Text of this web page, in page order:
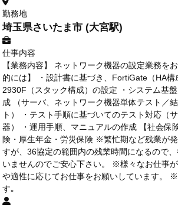
勤務地
埼玉県さいたま市 (大宮駅)
仕事内容
【業務内容】 ネットワーク機器の設定業務を
的には】 ・設計書に基づき、FortiGate（HA構
2930F（スタック構成）の設定 ・システム基
成 （サーバ、ネットワーク機器単体テスト／
ト） ・テスト手順に基づいてのテスト対応（
器） ・運用手順、マニュアルの作成 【社会保
険・厚生年金・労災保険 ※繁忙期など残業が
すが、36協定の範囲内の残業時間になるので
いませんのでご安心下さい。 ※様々なお仕事
や適性に応じてお仕事をお願いしています。
す｡